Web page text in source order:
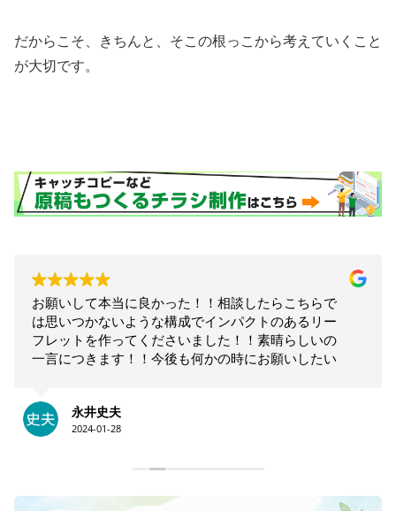
だからこそ、きちんと、そこの根っこから考えていくこと
が大切です。
お願いして本当に良かった！！相談したらこちらで
は思いつかないような構成でインパクトのあるリー
フレットを作ってくださいました！！素晴らしいの
一言につきます！！今後も何かの時にお願いしたい
永井史夫
2024-01-28